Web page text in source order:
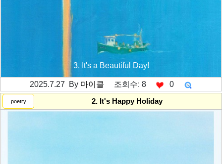
3. It's a Beautiful Day!
2025.7.27 By 마이클 조회수: 8 0
poetry 2. It's Happy Holiday